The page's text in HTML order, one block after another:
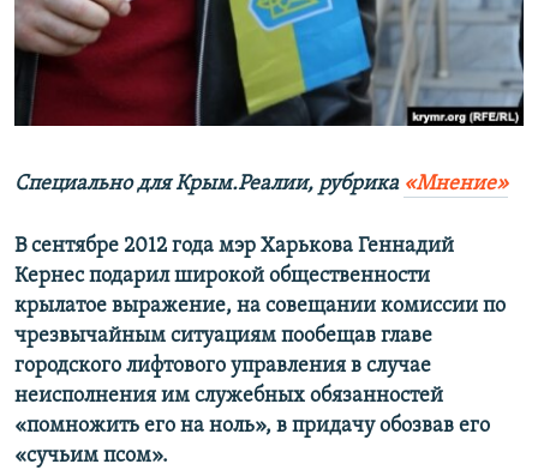
ПОБЕДИТЕЛЕЙ НЕ СУДЯТ?
КРЫМ.НЕПОКОРЕННЫЙ
ПРИСОЕДИНЯЙТЕСЬ!
Все сайты RFE/RL
Специально для Крым.Реалии, рубрика «Мнение»
В сентябре 2012 года мэр Харькова Геннадий
Кернес подарил широкой общественности
крылатое выражение, на совещании комиссии по
чрезвычайным ситуациям пообещав главе
городского лифтового управления в случае
неисполнения им служебных обязанностей
«помножить его на ноль», в придачу обозвав его
«сучьим псом».